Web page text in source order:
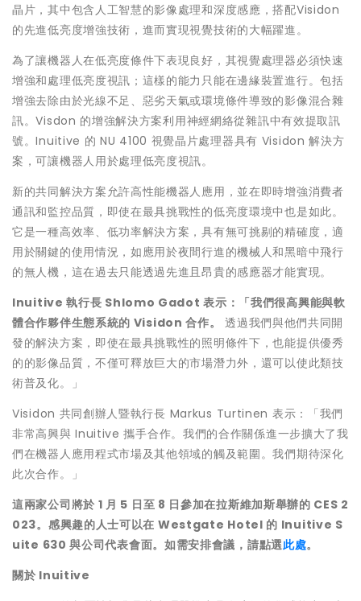
晶片，其中包含人工智慧的影像處理和深度感應，搭配Visidon
的先進低亮度增強技術，進而實現視覺技術的大幅躍進。
為了讓機器人在低亮度條件下表現良好，其視覺處理器必須快速
增強和處理低亮度視訊；這樣的能力只能在邊緣裝置進行。包括
增強去除由於光線不足、惡劣天氣或環境條件導致的影像混合雜
訊。Visdon 的增強解決方案利用神經網絡從雜訊中有效提取訊
號。Inuitive 的 NU 4100 視覺晶片處理器具有 Visidon 解決方
案，可讓機器人用於處理低亮度視訊。
新的共同解決方案允許高性能機器人應用，並在即時增強消費者
通訊和監控品質，即使在最具挑戰性的低亮度環境中也是如此。
它是一種高效率、低功率解決方案，具有無可挑剔的精確度，適
用於關鍵的使用情況，如應用於夜間行進的機械人和黑暗中飛行
的無人機，這在過去只能透過先進且昂貴的感應器才能實現。
Inuitive執行長 Shlomo Gadot 表示：「我們很高興能與軟
體合作夥伴生態系統的 Visidon合作。
透過我們與他們共同開
發的解決方案，即使在最具挑戰性的照明條件下，也能提供優秀
的的影像品質，不僅可釋放巨大的市場潛力外，還可以使此類技
術普及化。」
Visidon 共同創辦人暨執行長 Markus Turtinen 表示：「我們
非常高興與 Inuitive 攜手合作。我們的合作關係進一步擴大了我
們在機器人應用程式市場及其他領域的觸及範圍。我們期待深化
此次合作。」
這兩家公司將於 1 月 5 日至 8 日參加在拉斯維加斯舉辦的 CES 2
023。感興趣的人士可以在 Westgate Hotel 的 Inuitive S
uite 630與公司代表會面。如需安排會議，請點選此處。
關於 Inuitive